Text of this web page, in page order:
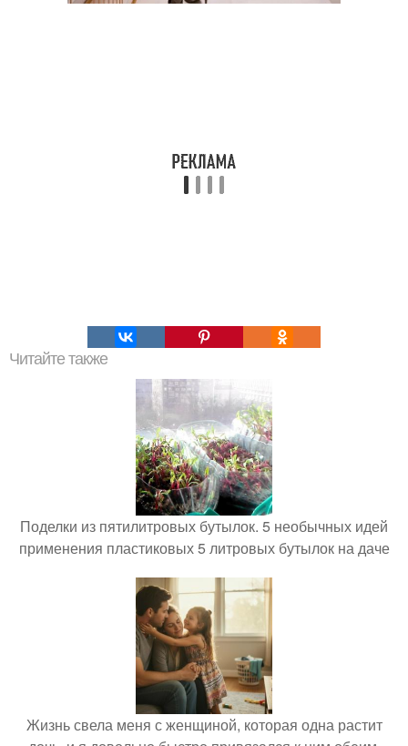
Читайте также
Поделки из пятилитровых бутылок. 5 необычных идей
применения пластиковых 5 литровых бутылок на даче
Жизнь свела меня с женщиной, которая одна растит